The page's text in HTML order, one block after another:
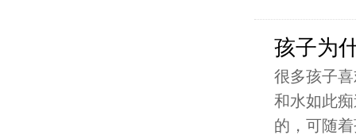
孩子为
很多孩子
和水如此
的，可随